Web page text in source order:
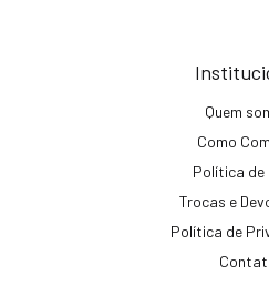
Quem
Como
Política de
Trocas e
Política de